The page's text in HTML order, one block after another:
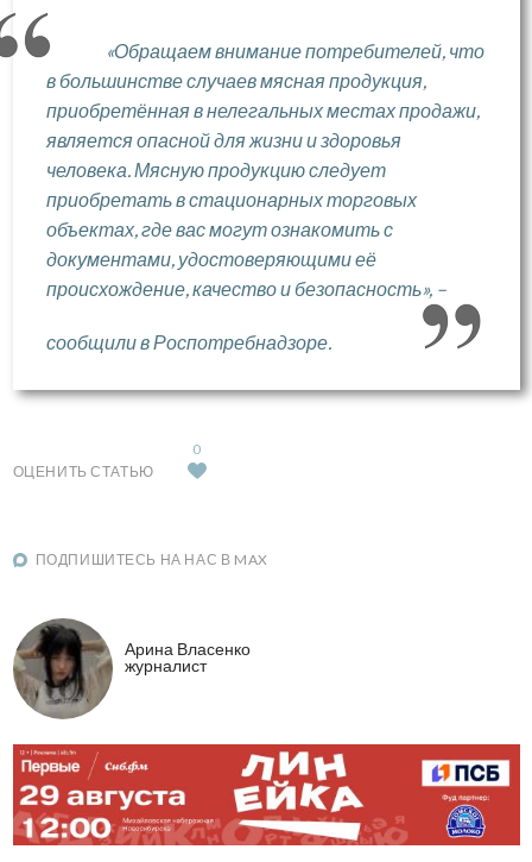
«Обращаем внимание потребителей, что
в большинстве случаев мясная продукция,
приобретённая в нелегальных местах продажи,
является опасной для жизни и здоровья
человека. Мясную продукцию следует
приобретать в стационарных торговых
объектах, где вас могут ознакомить с
документами, удостоверяющими её
происхождение, качество и безопасность», –
сообщили в Роспотребнадзоре.
ОЦЕНИТЬ СТАТЬЮ
0
ПОДПИШИТЕСЬ НА НАС В MAX
Арина Власенко
журналист